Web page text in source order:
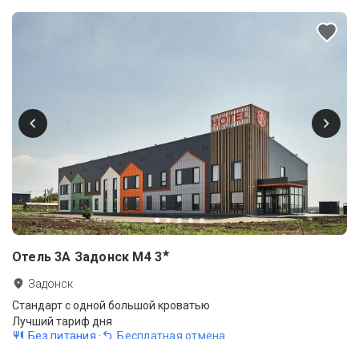
Отель 3А Задонск М4 3★
Задонск
Стандарт с одной большой кроватью
Лучший тариф дня
Без питания · Бесплатная отмена